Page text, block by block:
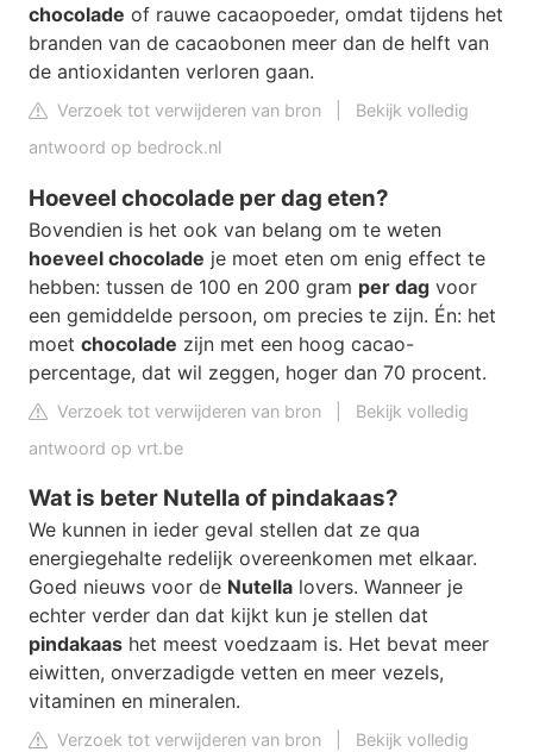
chocolade of rauwe cacaopoeder, omdat tijdens het
branden van de cacaobonen meer dan de helft van
de antioxidanten verloren gaan.
Verzoek tot verwijderen van bron
Bekijk volledig
antwoord op bedrock.nl
Hoeveel chocolade per dag eten?
Bovendien is het ook van belang om te weten
hoeveel chocolade je moet eten om enig effect te
hebben: tussen de 100 en 200 gram per dag voor
een gemiddelde persoon, om precies te zijn. Én: het
moet chocolade zijn met een hoog cacao-
percentage, dat wil zeggen, hoger dan 70 procent.
Verzoek tot verwijderen van bron
Bekijk volledig
antwoord op vrt.be
Wat is beter Nutella of pindakaas?
We kunnen in ieder geval stellen dat ze qua
energiegehalte redelijk overeenkomen met elkaar.
Goed nieuws voor de Nutella lovers. Wanneer je
echter verder dan dat kijkt kun je stellen dat
pindakaas het meest voedzaam is. Het bevat meer
eiwitten, onverzadigde vetten en meer vezels,
vitaminen en mineralen.
Verzoek tot verwijderen van bron
Bekijk volledig